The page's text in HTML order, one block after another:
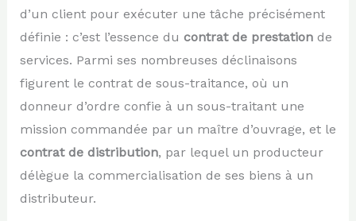
d’un client pour exécuter une tâche précisément
définie : c’est l’essence du contrat de prestationde
services. Parmi ses nombreuses déclinaisons
figurent le contrat de sous-traitance, où un
donneur d’ordre confie à un sous-traitant une
mission commandée par un maître d’ouvrage, et le
contrat de distribution, par lequel un producteur
délègue la commercialisation de ses biens à un
distributeur.